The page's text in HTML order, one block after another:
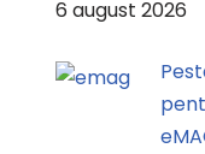
6 august 2026